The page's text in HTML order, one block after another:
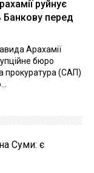
руйнує
Банкову перед
Арахамії
бюро
прокуратура (САП)
Суми: є